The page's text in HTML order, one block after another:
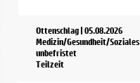
Ottenschlag | 05.08.2026
Medizin/Gesundheit/Soziales
unbefristet
Teilzeit